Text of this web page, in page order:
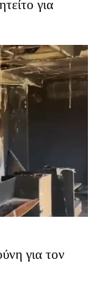
για
για τον